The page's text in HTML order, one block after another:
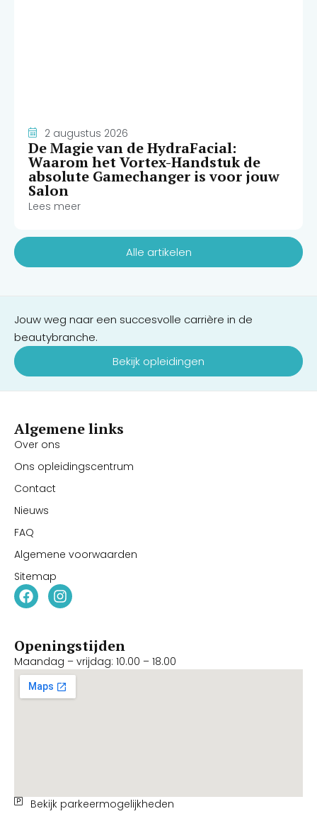
2 augustus 2026
De Magie van de HydraFacial:
Waarom het Vortex-Handstuk de
absolute Gamechanger is voor jouw
Salon
Lees meer
Alle artikelen
Jouw weg naar een succesvolle carrière in de
beautybranche.
Bekijk opleidingen
Algemene links
Over ons
Ons opleidingscentrum
Contact
Nieuws
FAQ
Algemene voorwaarden
Sitemap
Openingstijden
Maandag – vrijdag: 10.00 – 18.00
Bekijk parkeermogelijkheden